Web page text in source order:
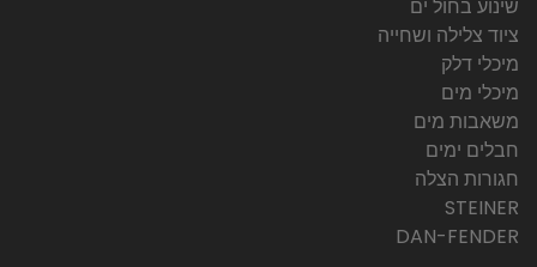
שינוע בחול ים
ציוד צלילה ושחייה
מיכלי דלק
מיכלי מים
משאבות מים
חבלים ימים
חגורות הצלה
STEINER
DAN-FENDER